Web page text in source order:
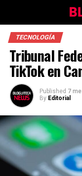
TECNOLOGÍA
Tribunal
TikTok en
Published 7
By Editorial